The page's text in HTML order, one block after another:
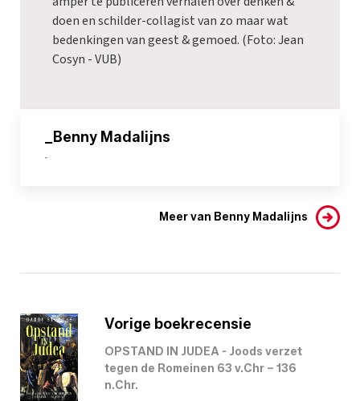
doen en schilder-collagist van zo maar wat
bedenkingen van geest & gemoed. (Foto: Jean
Cosyn - VUB)
_Benny Madalijns
-
Meer van Benny Madalijns
Vorige boekrecensie
OPSTAND IN JUDEA - Joods verzet
tegen de Romeinen 63 v.Chr – 136
n.Chr.